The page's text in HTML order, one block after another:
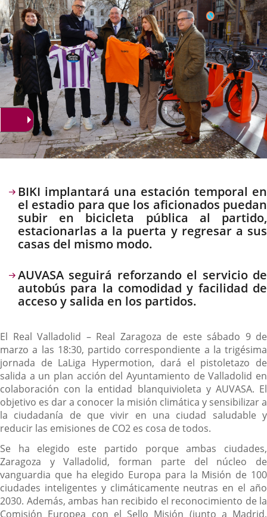
Descripción
BIKI implantará una estación temporal en
el estadio para que los aficionados puedan
subir en bicicleta pública al partido,
estacionarlas a la puerta y regresar a sus
casas del mismo modo.
AUVASA seguirá reforzando el servicio de
autobús para la comodidad y facilidad de
acceso y salida en los partidos.
El Real Valladolid – Real Zaragoza de este sábado 9 de
marzo a las 18:30, partido correspondiente a la trigésima
jornada de LaLiga Hypermotion, dará el pistoletazo de
salida a un plan acción del Ayuntamiento de Valladolid en
colaboración con la entidad blanquivioleta y AUVASA. El
objetivo es dar a conocer la misión climática y sensibilizar a
la ciudadanía de que vivir en una ciudad saludable y
reducir las emisiones de CO2 es cosa de todos.
Se ha elegido este partido porque ambas ciudades,
Zaragoza y Valladolid, forman parte del núcleo de
vanguardia que ha elegido Europa para la Misión de 100
ciudades inteligentes y climáticamente neutras en el año
2030. Además, ambas han recibido el reconocimiento de la
Comisión Europea con el Sello Misión (junto a Madrid,